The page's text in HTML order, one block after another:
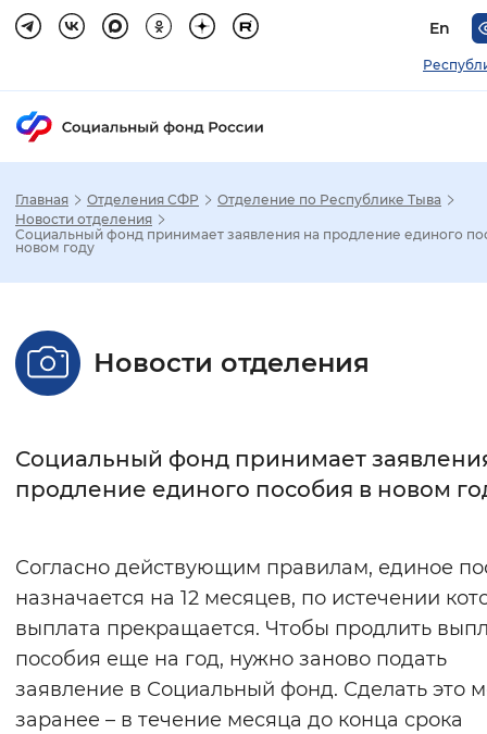
En
Стандартный Увеличенный
Без засечек С засечками
Нормальный Увеличенный
Цвет сайта
Монохромный Инверсивный
Синий фон
Главная Отделения СФР
Отделение по Республике Тыва
Новости отделения
Социальный фонд принимает заявления на продление единого
новом году
Новости отделения
Социальный фонд принимает
продление единого пособия в новом
Согласно действующим правилам, единое
назначается на 12 месяцев, по истечении
выплата прекращается. Чтобы продлить
пособия еще на год, нужно заново подать
заявление в Социальный фонд. Сделать это
заранее – в течение месяца до конца срока